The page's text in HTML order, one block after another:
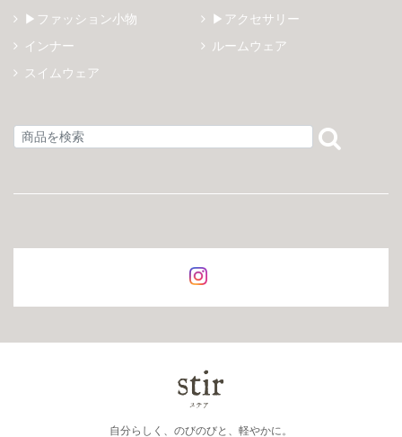
▶ファッション小物
▶アクセサリー
インナー
ルームウェア
スイムウェア
自分らしく、のびのびと、軽やかに。